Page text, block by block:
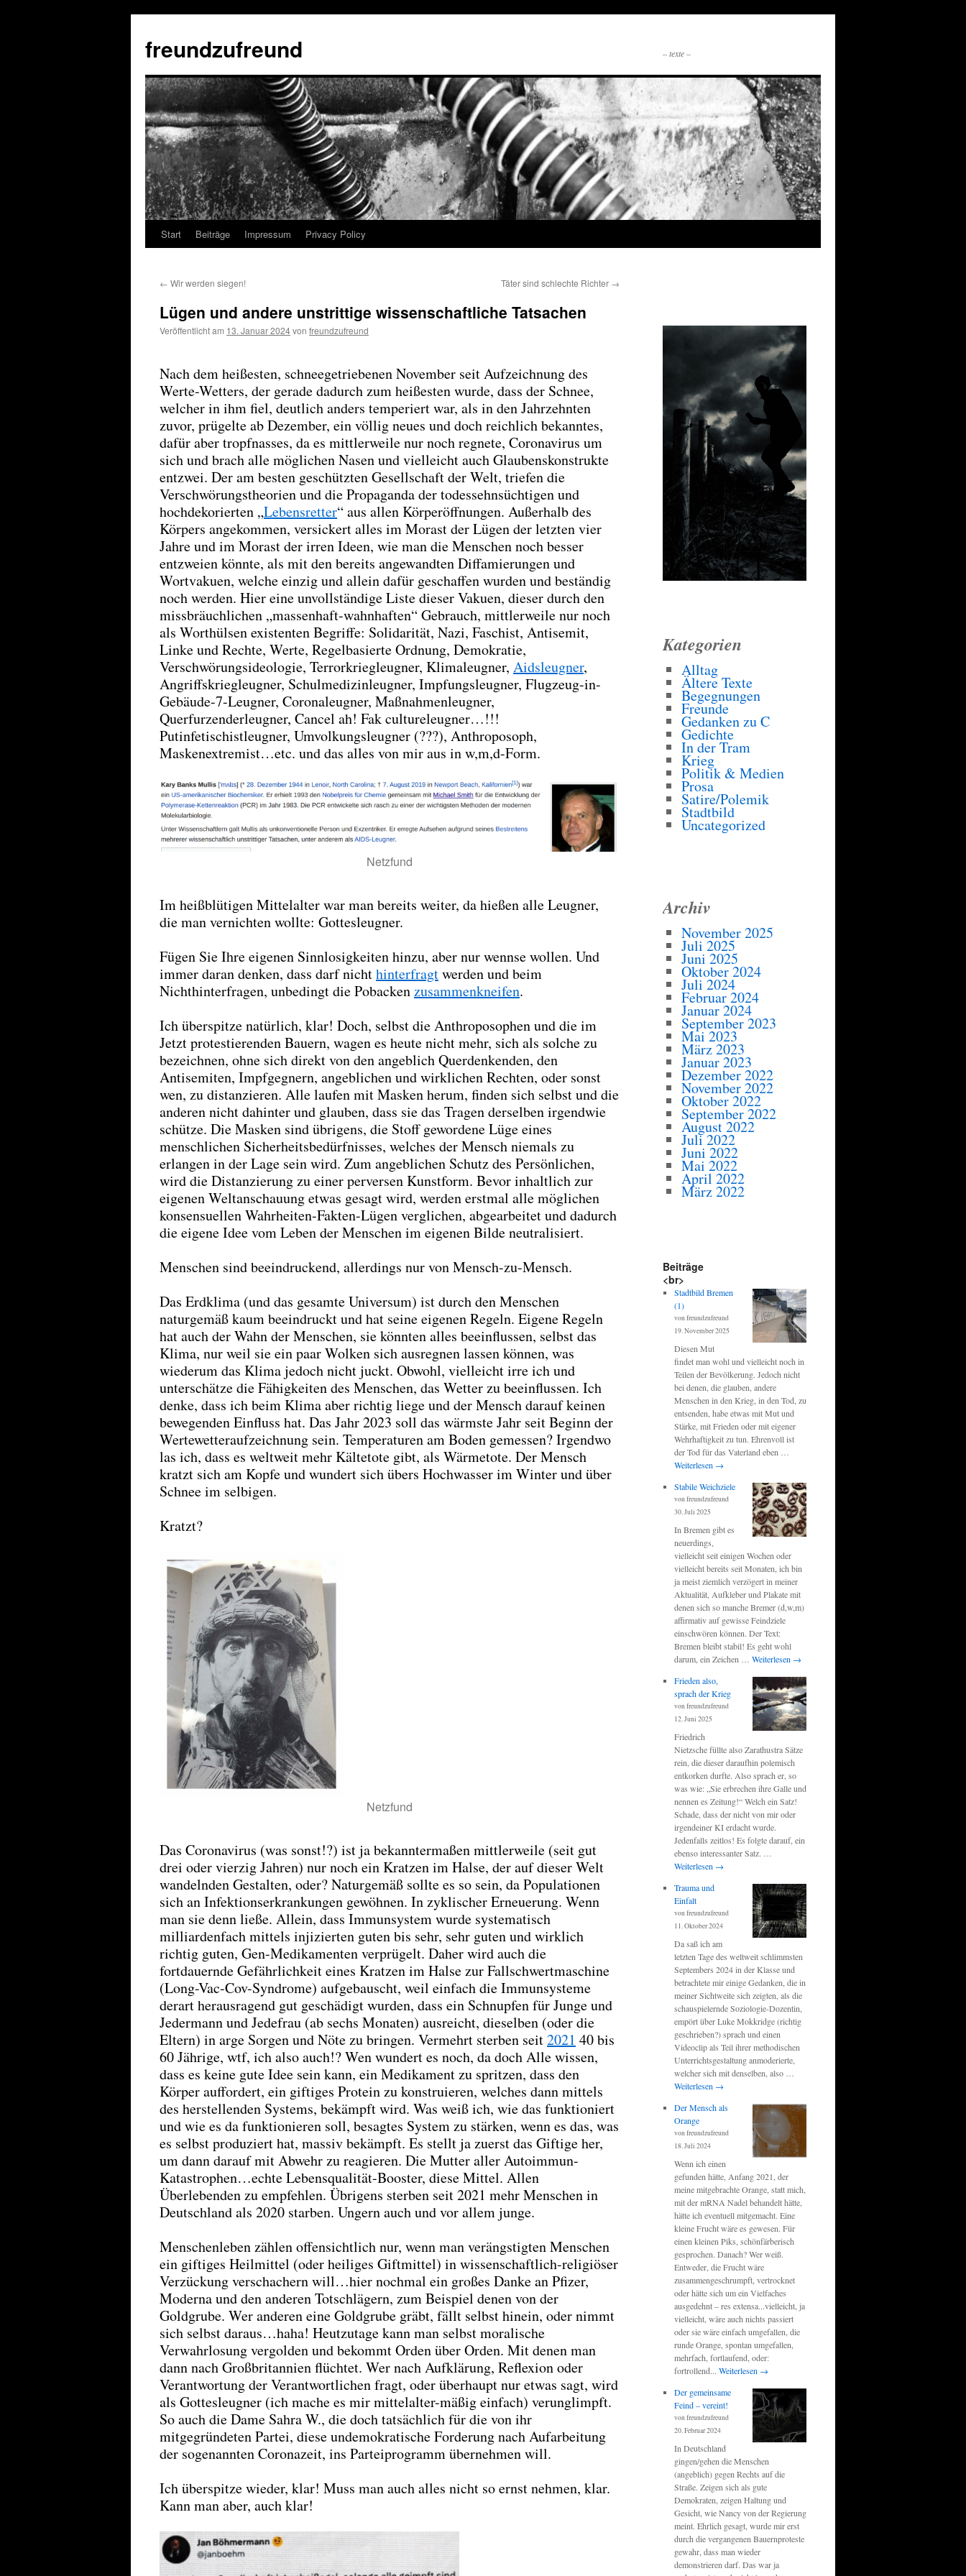
springen
freundzufreund – texte –
Start Beiträge Impressum Privacy Policy
← Wir werden siegen! Täter sind schlechte Richter →
Lügen und andere unstrittige wissenschaftliche Tatsachen
Veröffentlicht am 13. Januar 2024von freundzufreund
Nach dem heißesten, schneegetriebenen November seit Aufzeichnung des
Werte-Wetters, der gerade dadurch zum heißesten wurde, dass der Schnee,
welcher in ihm fiel, deutlich anders temperiert war, als in den Jahrzehnten
zuvor, prügelte ab Dezember, ein völlig neues und doch reichlich bekanntes,
dafür aber tropfnasses, da es mittlerweile nur noch regnete, Coronavirus um
sich und brach alle möglichen Nasen und vielleicht auch Glaubenskonstrukte
entzwei. Der am besten geschützten Gesellschaft der Welt, triefen die
Verschwörungstheorien und die Propaganda der todessehnsüchtigen und
hochdekorierten „Lebensretter“ aus allen Körperöffnungen. Außerhalb des
Körpers angekommen, versickert alles im Morast der Lügen der letzten vier
Jahre und im Morast der irren Ideen, wie man die Menschen noch besser
entzweien könnte, als mit den bereits angewandten Diffamierungen und
Wortvakuen, welche einzig und allein dafür geschaffen wurden und beständig
noch werden. Hier eine unvollständige Liste dieser Vakuen, dieser durch den
missbräuchlichen „massenhaft-wahnhaften“ Gebrauch, mittlerweile nur noch
als Worthülsen existenten Begriffe: Solidarität, Nazi, Faschist, Antisemit,
Linke und Rechte, Werte, Regelbasierte Ordnung, Demokratie,
Verschwörungsideologie, Terrorkriegleugner, Klimaleugner, Aidsleugner,
Angriffskriegleugner, Schulmedizinleugner, Impfungsleugner, Flugzeug-in-
Gebäude-7-Leugner, Coronaleugner, Maßnahmenleugner,
Querfurzenderleugner, Cancel ah! Fak cultureleugner…!!!
Putinfetischistleugner, Umvolkungsleugner (???), Anthroposoph,
Maskenextremist…etc. und das alles von mir aus in w,m,d-Form.
Netzfund
Im heißblütigen Mittelalter war man bereits weiter, da hießen alle Leugner,
die man vernichten wollte: Gottesleugner.
Fügen Sie Ihre eigenen Sinnlosigkeiten hinzu, aber nur wennse wollen. Und
immer daran denken, dass darf nichthinterfragtwerden und beim
Nichthinterfragen, unbedingt die Pobackenzusammenkneifen.
Ich überspitze natürlich, klar! Doch, selbst die Anthroposophen und die im
Jetzt protestierenden Bauern, wagen es heute nicht mehr, sich als solche zu
bezeichnen, ohne sich direkt von den angeblich Querdenkenden, den
Antisemiten, Impfgegnern, angeblichen und wirklichen Rechten, oder sonst
wen, zu distanzieren. Alle laufen mit Masken herum, finden sich selbst und die
anderen nicht dahinter und glauben, dass sie das Tragen derselben irgendwie
schütze. Die Masken sind übrigens, die Stoff gewordene Lüge eines
menschlichen Sicherheitsbedürfnisses, welches der Mensch niemals zu
erlangen in der Lage sein wird. Zum angeblichen Schutz des Persönlichen,
wird die Distanzierung zu einer perversen Kunstform. Bevor inhaltlich zur
eigenen Weltanschauung etwas gesagt wird, werden erstmal alle möglichen
konsensuellen Wahrheiten-Fakten-Lügen verglichen, abgearbeitet und dadurch
die eigene Idee vom Leben der Menschen im eigenen Bilde neutralisiert.
Menschen sind beeindruckend, allerdings nur von Mensch-zu-Mensch.
Das Erdklima (und das gesamte Universum) ist durch den Menschen
naturgemäß kaum beeindruckt und hat seine eigenen Regeln. Eigene Regeln
hat auch der Wahn der Menschen, sie könnten alles beeinflussen, selbst das
Klima, nur weil sie ein paar Wolken sich ausregnen lassen können, was
wiederum das Klima jedoch nicht juckt. Obwohl, vielleicht irre ich und
unterschätze die Fähigkeiten des Menschen, das Wetter zu beeinflussen. Ich
denke, dass ich beim Klima aber richtig liege und der Mensch darauf keinen
bewegenden Einfluss hat. Das Jahr 2023 soll das wärmste Jahr seit Beginn der
Wertewetteraufzeichnung sein. Temperaturen am Boden gemessen? Irgendwo
las ich, dass es weltweit mehr Kältetote gibt, als Wärmetote. Der Mensch
kratzt sich am Kopfe und wundert sich übers Hochwasser im Winter und über
Schnee im selbigen.
Kratzt?
Netzfund
Das Coronavirus (was sonst!?) ist ja bekanntermaßen mittlerweile (seit gut
drei oder vierzig Jahren) nur noch ein Kratzen im Halse, der auf dieser Welt
wandelnden Gestalten, oder? Naturgemäß sollte es so sein, da Populationen
sich an Infektionserkrankungen gewöhnen. In zyklischer Erneuerung. Wenn
man sie denn ließe. Allein, dass Immunsystem wurde systematisch
milliardenfach mittels injizierten guten bis sehr, sehr guten und wirklich
richtig guten, Gen-Medikamenten verprügelt. Daher wird auch die
fortdauernde Gefährlichkeit eines Kratzen im Halse zur Fallschwertmaschine
(Long-Vac-Cov-Syndrome) aufgebauscht, weil einfach die Immunsysteme
derart herausragend gut geschädigt wurden, dass ein Schnupfen für Junge und
Jedermann und Jedefrau (ab sechs Monaten) ausreicht, dieselben (oder die
Eltern) in arge Sorgen und Nöte zu bringen. Vermehrt sterben seit2021 40 bis
60 Jährige, wtf, ich also auch!? Wen wundert es noch, da doch Alle wissen,
dass es keine gute Idee sein kann, ein Medikament zu spritzen, dass den
Körper auffordert, ein giftiges Protein zu konstruieren, welches dann mittels
des herstellenden Systems, bekämpft wird. Was weiß ich, wie das funktioniert
und wie es da funktionieren soll, besagtes System zu stärken, wenn es das, was
es selbst produziert hat, massiv bekämpft. Es stellt ja zuerst das Giftige her,
um dann darauf mit Abwehr zu reagieren. Die Mutter aller Autoimmun-
Katastrophen…echte Lebensqualität-Booster, diese Mittel. Allen
Überlebenden zu empfehlen. Übrigens sterben seit 2021 mehr Menschen in
Deutschland als 2020 starben. Ungern auch und vor allem junge.
Menschenleben zählen offensichtlich nur, wenn man verängstigten Menschen
ein giftiges Heilmittel (oder heiliges Giftmittel) in wissenschaftlich-religiöser
Verzückung verschachern will…hier nochmal ein großes Danke an Pfizer,
Moderna und den anderen Totschlägern, zum Beispiel denen von der
Goldgrube. Wer anderen eine Goldgrube gräbt, fällt selbst hinein, oder nimmt
sich selbst daraus…haha! Heutzutage kann man selbst moralische
Verwahrlosung vergolden und bekommt Orden über Orden. Mit denen man
dann nach Großbritannien flüchtet. Wer nach Aufklärung, Reflexion oder
Verantwortung der Verantwortlichen fragt, oder überhaupt nur etwas sagt, wird
als Gottesleugner (ich mache es mir mittelalter-mäßig einfach) verunglimpft.
So auch die Dame Sahra W., die doch tatsächlich für die von ihr
mitgegründeten Partei, diese undemokratische Forderung nach Aufarbeitung
der sogenannten Coronazeit, ins Parteiprogramm übernehmen will.
Ich überspitze wieder, klar! Muss man auch alles nicht so ernst nehmen, klar.
Kann man aber, auch klar!
Kategorien
Alltag
Ältere Texte
Begegnungen
Freunde
Gedanken zu C
Gedichte
In der Tram
Krieg
Politik & Medien
Prosa
Satire/Polemik
Stadtbild
Uncategorized
Archiv
November 2025
Juli 2025
Juni 2025
Oktober 2024
Juli 2024
Februar 2024
Januar 2024
September 2023
Mai 2023
März 2023
Januar 2023
Dezember 2022
November 2022
Oktober 2022
September 2022
August 2022
Juli 2022
Juni 2022
Mai 2022
April 2022
März 2022
Beiträge
<br>
Stadtbild Bremen
(1)
von freundzufreund
19. November 2025
Diesen Mut
findet man wohl und vielleicht noch in
Teilen der Bevölkerung. Jedoch nicht
bei denen, die glauben, andere
Menschen in den Krieg, in den Tod, zu
entsenden, habe etwas mit Mut und
Stärke, mit Frieden oder mit eigener
Wehrhaftigkeit zu tun. Ehrenvoll ist
der Tod für das Vaterland eben …
Weiterlesen →
Stabile Weichziele
von freundzufreund
30. Juli 2025
In Bremen gibt es
neuerdings,
vielleicht seit einigen Wochen oder
vielleicht bereits seit Monaten, ich bin
ja meist ziemlich verzögert in meiner
Aktualität, Aufkleber und Plakate mit
denen sich so manche Bremer (d,w,m)
affirmativ auf gewisse Feindziele
einschwören können. Der Text:
Bremen bleibt stabil! Es geht wohl
darum, ein Zeichen … Weiterlesen →
Frieden also,
sprach der Krieg
von freundzufreund
12. Juni 2025
Friedrich
Nietzsche füllte also Zarathustra Sätze
rein, die dieser daraufhin polemisch
entkorken durfte. Also sprach er, so
was wie: „Sie erbrechen ihre Galle und
nennen es Zeitung!“ Welch ein Satz!
Schade, dass der nicht von mir oder
irgendeiner KI erdacht wurde.
Jedenfalls zeitlos! Es folgte darauf, ein
ebenso interessanter Satz. …
Weiterlesen →
Trauma und
Einfalt
von freundzufreund
11. Oktober 2024
Da saß ich am
letzten Tage des weltweit schlimmsten
Septembers 2024 in der Klasse und
betrachtete mir einige Gedanken, die in
meiner Sichtweite sich zeigten, als die
schauspielernde Soziologie-Dozentin,
empört über Luke Mokkridge (richtig
geschrieben?) sprach und einen
Videoclip als Teil ihrer methodischen
Unterrichtsgestaltung anmoderierte,
welcher sich mit denselben, also …
Weiterlesen →
Der Mensch als
Orange
von freundzufreund
18. Juli 2024
Wenn ich einen
gefunden hätte, Anfang 2021, der
meine mitgebrachte Orange, statt mich,
mit der mRNA Nadel behandelt hätte,
hätte ich eventuell mitgemacht. Eine
kleine Frucht wäre es gewesen. Für
einen kleinen Piks, schönfärberisch
gesprochen. Danach? Wer weiß.
Entweder, die Frucht wäre
zusammengeschrumpft, vertrocknet
oder hätte sich um ein Vielfaches
ausgedehnt – res extensa...vielleicht, ja
vielleicht, wäre auch nichts passiert
oder sie wäre einfach umgefallen, die
runde Orange, spontan umgefallen,
mehrfach, fortlaufend, oder:
fortrollend... Weiterlesen →
Der gemeinsame
Feind – vereint!
von freundzufreund
20. Februar 2024
In Deutschland
gingen/gehen die Menschen
(angeblich) gegen Rechts auf die
Straße. Zeigen sich als gute
Demokraten, zeigen Haltung und
Gesicht, wie Nancy von der Regierung
meint. Ehrlich gesagt, wurde mir erst
durch die vergangenen Bauernproteste
gewahr, dass man wieder
demonstrieren darf. Das war ja